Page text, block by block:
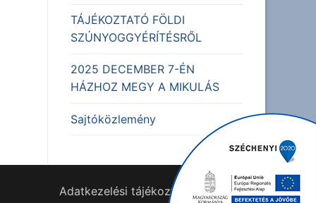
TÁJÉKOZTATÓ FÖLDI
SZÚNYOGGYÉRÍTÉSRŐL
2025 DECEMBER 7-ÉN
HÁZHOZ MEGY A MIKULÁS
Sajtóközlemény
Adatkezelési tájékoztató